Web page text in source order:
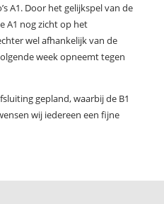
A1. Door het gelijkspel van de
A1 nog zicht op het
wel afhankelijk van de
week opneemt tegen
gepland, waarbij de B1
wij iedereen een fijne